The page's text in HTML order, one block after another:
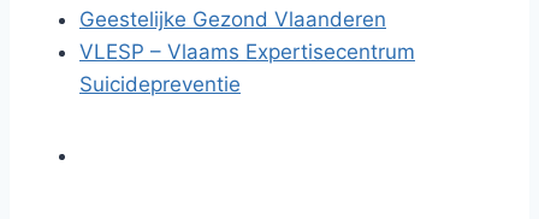
Geestelijke Gezond Vlaanderen
VLESP – Vlaams Expertisecentrum
Suicidepreventie